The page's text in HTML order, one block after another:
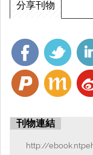
分享刊物
刊物連結
http://